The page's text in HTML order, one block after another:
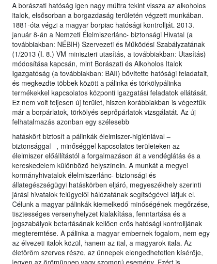
A borászati hatóság igen nagy múltra tekint vissza az alkoholos
italok, elsősorban a borgazdaság területén végzett munkában.
1881-óta végzi a magyar borpiac hatósági kontrollját. 2013.
január 8-án a Nemzeti Élelmiszerlánc- biztonsági Hivatal (a
továbbiakban: NÉBIH) Szervezeti és Működési Szabályzatának
(1/2013 (I. 8.) VM miniszteri utasítás, a továbbiakban: Utasítás)
módosítása kapcsán, mint Borászati és Alkoholos Italok
Igazgatóság (a továbbiakban: BAII) bővítette hatósági feladatait,
és megkezdte többek között a pálinka és törkölypálinka
termékekkel kapcsolatos központi igazgatási feladatok ellátását.
Ez nem volt teljesen új terület, hiszen korábbiakban is végeztük
már a borpárlatok, törkölyés seprőpárlatok vizsgálatát. Az új
felhatalmazás azonban egy szélesebb
hatáskört biztosít a pálinkák élelmiszer-higiéniával –
biztonsággal –, minőséggel kapcsolatos területeken az
élelmiszer előállítástól a forgalmazáson át a vendéglátás és a
kereskedelem különböző helyszínein. A munkát a megyei
kormányhivatalok élelmiszerlánc- biztonsági és
állategészségügyi hatáskörben eljáró, megyeszékhely szerinti
járási hivatalok felügyelői hálózatának segítségével látjuk el.
Célunk a magyar pálinkák kiemelkedő minőségének megőrzése,
tisztességes versenyhelyzet kialakítása, fenntartása és a
jogszabályok betartásának kellően erős hatósági kontrolljának
megteremtése. A pálinka a magyar embernek fogalom, nem egy
az élvezeti italok közül, hanem az ital, a magyarok itala. Az
életöröm szerves része, az ünnepek elengedhetetlen kísérője,